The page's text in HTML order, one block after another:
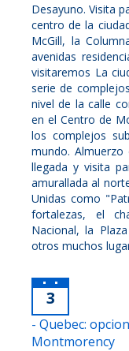
Desayuno. Visita
centro de la
McGill, la
avenidas
visitaremos La
serie de
nivel de la calle
en el Centro de
los complejos
mundo. Almuerzo
llegada y visita
amurallada al
Unidas como
fortalezas, el
Nacional, la
otros muchos
3
- Quebec:
Montmorency